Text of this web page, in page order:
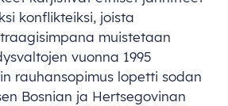
konflikteiksi, joista
muistetaan
vuonna 1995
rauhansopimus lopetti sodan
Bosnian ja Hertsegovinan